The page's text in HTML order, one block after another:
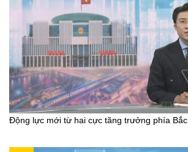
Động lực mới từ hai cực tăng trưởng phía Bắc